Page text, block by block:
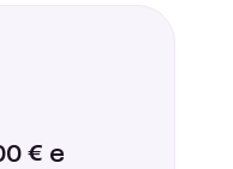
€ e